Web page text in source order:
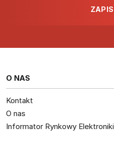
O NAS
Kontakt
O nas
Informator Rynkowy Elektroniki